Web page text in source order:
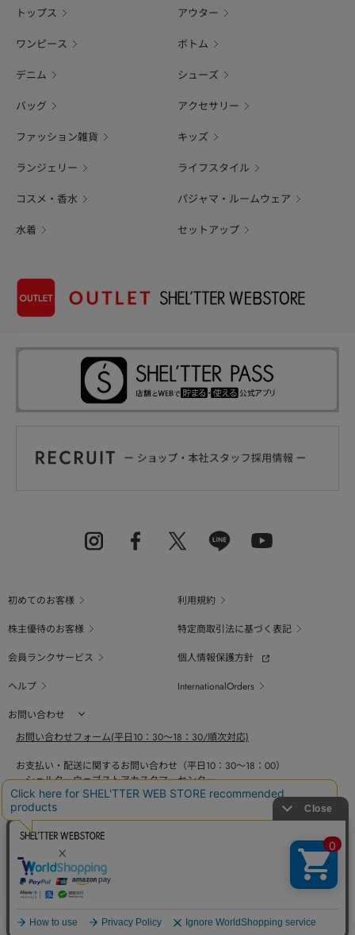
トップス アウター
ワンピース ボトム
デニム シューズ
バッグ アクセサリー
ファッション雑貨 キッズ
ランジェリー ライフスタイル
コスメ・香水 パジャマ・ルームウェア
水着 セットアップ
初めてのお客様
利用規約
株主優待のお客様
特定商取引法に基づく表記
会員ランクサービス
個人情報保護方針
ヘルプ
InternationalOrders
お問い合わせ
お問い合わせフォーム(平日10：30～18：30/順次対応)
お支払い・配送に関するお問い合わせ（平日10：30～18：00）
シェルターウェブストアカスタマーセンター
0800-123-6820
商品の素材、サイズ、仕様等に関するお問い合せ（平日10：30～18：00）
バロックジャパンリミテッドコールセンター
03-6730-9191
BAROQUE JAPAN LIMITED